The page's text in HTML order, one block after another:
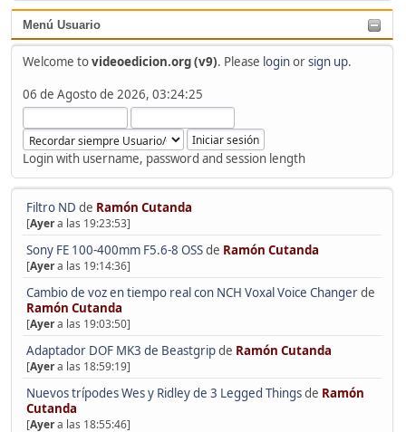
Menú Usuario
Welcome tovideoedicion.org (v9). Please loginorsign up.
06 de Agosto de 2026, 03:24:25
Login with username, password and session length
Filtro ND de Ramón Cutanda
[Ayera las 19:23:53]
Sony FE 100-400mm F5.6-8 OSSde Ramón Cutanda
[Ayera las 19:14:36]
Cambio de voz en tiempo real con NCH Voxal Voice Changerde
Ramón Cutanda
[Ayera las 19:03:50]
Adaptador DOF MK3 de Beastgripde Ramón Cutanda
[Ayera las 18:59:19]
Nuevos trípodes Wes y Ridley de 3 Legged Thingsde Ramón
Cutanda
[Ayera las 18:55:46]